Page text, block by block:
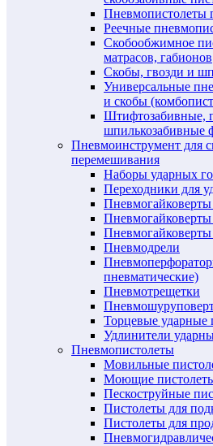
Пневмопистолеты
Реечные
Скобообжимное
матрасов, габионов
Скобы, гвозди и
Универсальные
и скобы
Штифтозабивные,
шпилькозабивные
Пневмоинструмент для
перемешивания
Наборы ударных
Переходники для
Пневмодрели
пневматические)
Пневмотрещетки
Торцевые ударные
Удлинители
Пневмопистолеты
Мовильные
Моющие
Пескоструйные
Пистолеты для
Пистолеты для